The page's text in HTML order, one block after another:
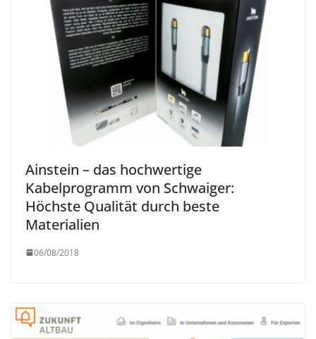
Ainstein – das hochwertige
Kabelprogramm von Schwaiger:
Höchste Qualität durch beste
Materialien
06/08/2018